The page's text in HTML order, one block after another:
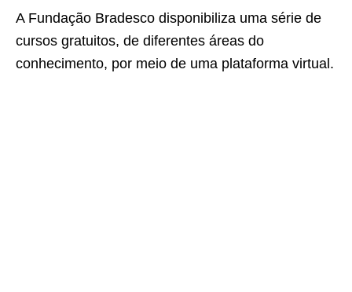
A Fundação Bradesco disponibiliza uma série de
cursos gratuitos, de diferentes áreas do
conhecimento, por meio de uma plataforma virtual.